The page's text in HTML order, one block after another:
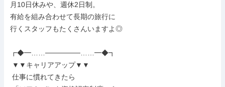
月10日休みや、週休2日制。
有給を組み合わせて長期の旅行に
行くスタッフもたくさんいますよ◎
┏◆━……───────……━◆┓